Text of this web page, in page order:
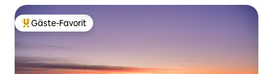
Beliebter Gäste-Favorit.
Gäste-Favorit